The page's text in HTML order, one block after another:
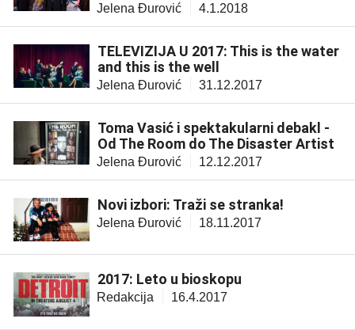
Jelena Đurović 4.1.2018
TELEVIZIJA U 2017: This is the water
and this is the well
Jelena Đurović 31.12.2017
Toma Vasić i spektakularni debakl -
Od The Room do The Disaster Artist
Jelena Đurović 12.12.2017
Novi izbori: Traži se stranka!
Jelena Đurović 18.11.2017
2017: Leto u bioskopu
Redakcija 16.4.2017